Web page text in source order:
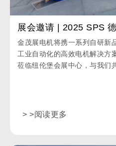
展会邀请 | 2025 SPS
金茂展电机将携一系列自研新
工业自动化的高效电机解决方
莅临纽伦堡会展中心，与我们
> >阅读更多